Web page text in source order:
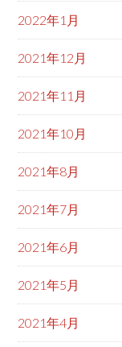
2022年1月
2021年12月
2021年11月
2021年10月
2021年8月
2021年7月
2021年6月
2021年5月
2021年4月